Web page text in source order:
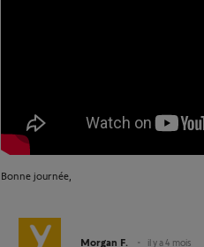
Bonne journée,
Morgan F. il y a 4 mois